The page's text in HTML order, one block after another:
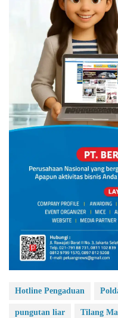
Hotline Pengaduan
pungutan liar Tilang